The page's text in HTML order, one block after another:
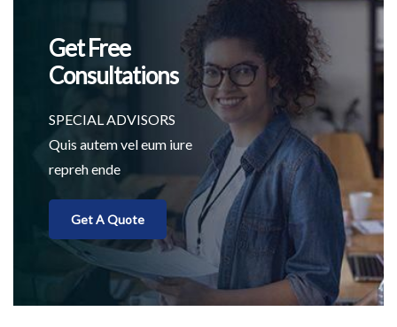
Get Free
Consultations
SPECIAL ADVISORS
Quis autem vel eum iure
repreh ende
Get A Quote